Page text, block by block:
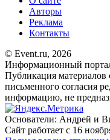
Авторы
Реклама
Контакты
© Event.ru, 2026
Информационный
Публикация материалов
письменного согласия
информацию, не
Основатели: Андрей и
Сайт работает с 16